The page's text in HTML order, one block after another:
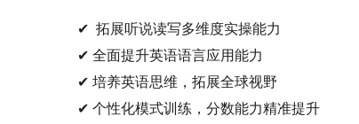
✔ 拓展听说读写多维度实操能力
✔ 全面提升英语语言应用能力
✔ 培养英语思维，拓展全球视野
✔ 个性化模式训练，分数能力精准提升